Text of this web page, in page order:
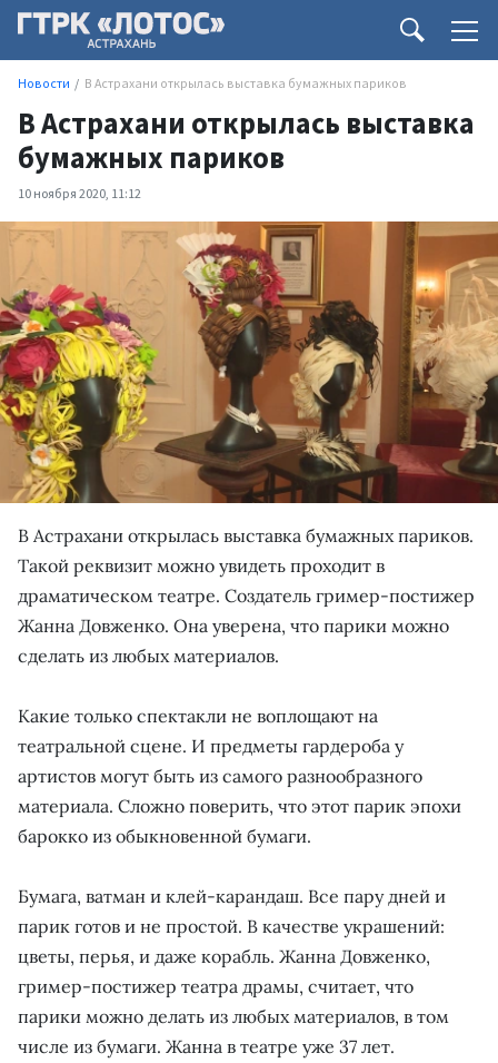
Новости В Астрахани открылась выставка бумажных париков
В Астрахани открылась выставка
бумажных париков
10 ноября 2020, 11:12
В Астрахани открылась выставка бумажных париков.
Такой реквизит можно увидеть проходит в
драматическом театре. Создатель гример-постижер
Жанна Довженко. Она уверена, что парики можно
сделать из любых материалов.
Какие только спектакли не воплощают на
театральной сцене. И предметы гардероба у
артистов могут быть из самого разнообразного
материала. Сложно поверить, что этот парик эпохи
барокко из обыкновенной бумаги.
Бумага, ватман и клей-карандаш. Все пару дней и
парик готов и не простой. В качестве украшений:
цветы, перья, и даже корабль. Жанна Довженко,
гример-постижер театра драмы, считает, что
парики можно делать из любых материалов, в том
числе из бумаги. Жанна в театре уже 37 лет.